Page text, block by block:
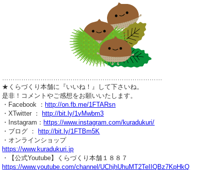
…………………………………………………………………
★くらづくり本舗に『いいね！』して下さいね。
是非！コメントやご感想をお願いいたします。
・Facebook ： http://on.fb.me/1FTARsn
・XTwitter ：
http://bit.ly/1vMwbm3
・Instagram： https://www.instagram.com/kuradukuri/
・ブログ ：
http://bit.ly/1FTBm5K
・オンラインショップ
https://www.kuradukuri.jp
・【公式Youtube】くらづくり本舗１８８７
https://www.youtube.com/channel/UChjhUhuMT2TeIIQBz7KpHkQ